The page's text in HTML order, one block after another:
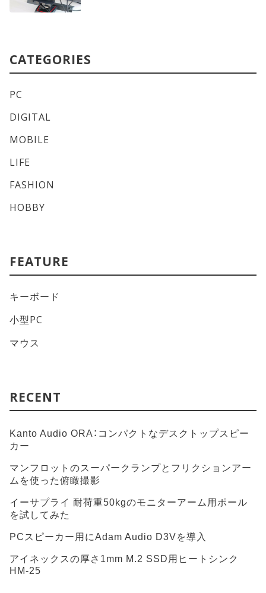
CATEGORIES
PC
DIGITAL
MOBILE
LIFE
FASHION
HOBBY
FEATURE
キーボード
小型PC
マウス
RECENT
Kanto Audio ORA：コンパクトなデスクトップスピー
カー
マンフロットのスーパークランプとフリクションアー
ムを使った俯瞰撮影
イーサプライ 耐荷重50kgのモニターアーム用ポール
を試してみた
PCスピーカー用にAdam Audio D3Vを導入
アイネックスの厚さ1mm M.2 SSD用ヒートシンク
HM-25